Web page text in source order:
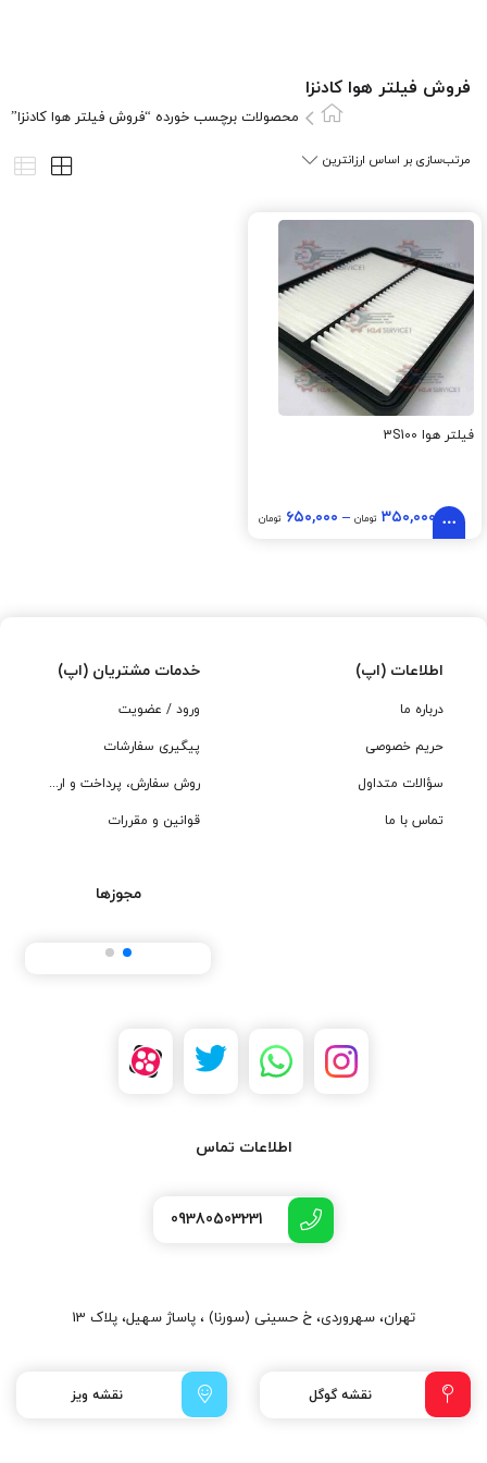
فروش فیلتر هوا کادنزا
محصولات برچسب خورده “فروش فیلتر هوا کادنزا”
فیلتر هوا 3S100
۳۵۰,۰۰۰ تومان– ۶۵۰,۰۰۰ تومان
اطلاعات (اپ)
درباره ما
حریم خصوصی
سؤالات متداول
تماس با ما
خدمات مشتریان (اپ)
ورود / عضویت
پیگیری سفارشات
روش سفارش، پرداخت و ارسال
قوانین و مقررات
مجوزها
اطلاعات تماس
09380503231
تهران، سهروردی، خ حسینی (سورنا) ، پاساژ سهیل، پلاک 13
نقشه گوگل نقشه ویز